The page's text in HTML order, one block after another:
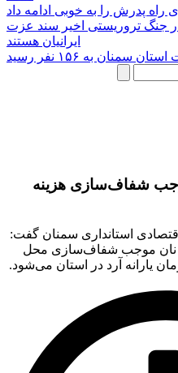
پدرش را به خوبی ادامه داد
جنگ تروریستی اخیر سند عزت
ایرانیان هستند
سمنان به ۱۵۶ نفر رسید
شفاف‌سازی هزینه
استانداری سمنان گفت:
نان موجب شفاف‌سازی محل